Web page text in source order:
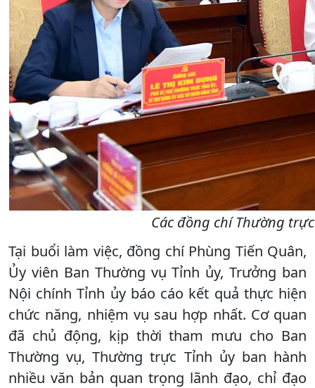
Các đồng chí Thường
Tại buổi làm việc, đồng chí Phùng Tiến Quân,
Ủy viên Ban Thường vụ Tỉnh ủy, Trưởng ban
Nội chính Tỉnh ủy báo cáo kết quả thực hiện
chức năng, nhiệm vụ sau hợp nhất. Cơ quan
đã chủ động, kịp thời tham mưu cho Ban
Thường vụ, Thường trực Tỉnh ủy ban hành
nhiều văn bản quan trọng lãnh đạo, chỉ đạo